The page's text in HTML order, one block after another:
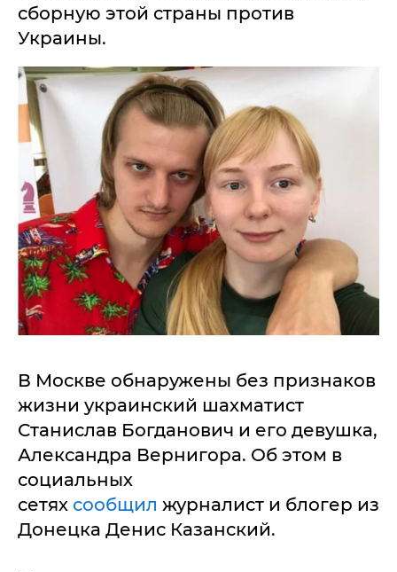
сборную этой страны против
Украины.
В Москве обнаружены без признаков
жизни украинский шахматист
Станислав Богданович и его девушка,
Александра Вернигора. Об этом в
социальных
сетях сообщил журналист и блогер из
Донецка Денис Казанский.